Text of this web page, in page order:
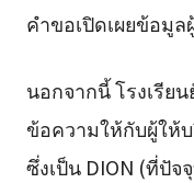
คำขอเปิดเผยข้อมู
นอกจากนี้ โรงเรีย
ข้อความให้กับผู้ให้
ซึ่งเป็น DION (ที่ปัจ